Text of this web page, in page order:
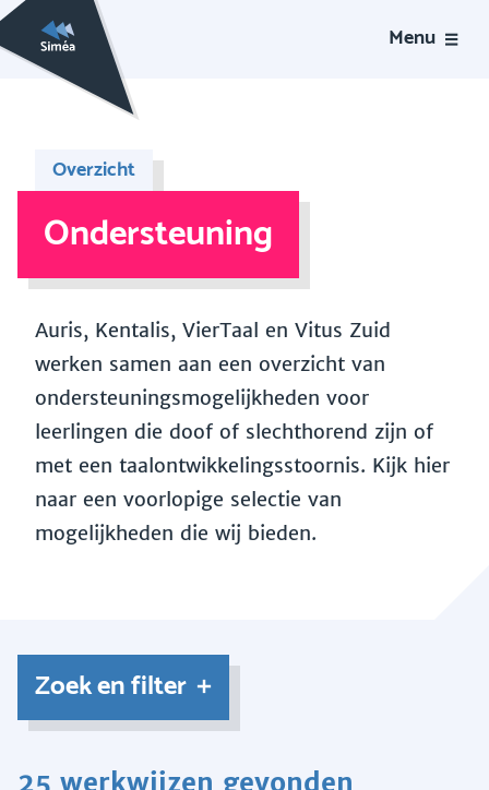
Menu
Overzicht
Ondersteuning
Auris, Kentalis, VierTaal en Vitus Zuid
werken samen aan een overzicht van
ondersteuningsmogelijkheden voor
leerlingen die doof of slechthorend zijn of
met een taalontwikkelingsstoornis. Kijk hier
naar een voorlopige selectie van
mogelijkheden die wij bieden.
Zoek en filter
25 werkwijzen gevonden